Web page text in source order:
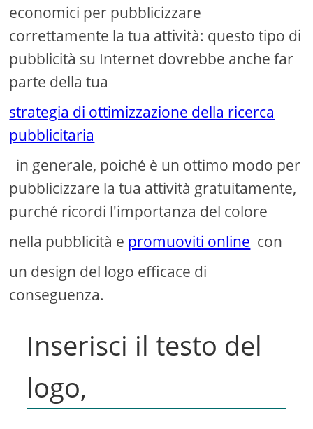
economici per pubblicizzare
correttamente la tua attività: questo tipo di
pubblicità su Internet dovrebbe anche far
parte della tua
strategia di ottimizzazione della ricerca
pubblicitaria
in generale, poiché è un ottimo modo per
pubblicizzare la tua attività gratuitamente,
purché ricordi l'importanza del colore
nella pubblicità e promuoviti online con
un design del logo efficace di
conseguenza.
Inserisci il testo del
logo,